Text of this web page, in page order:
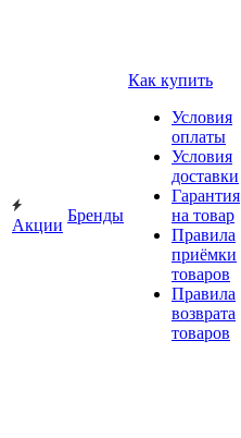
Акции
Бренды
Как купить
Условия
оплаты
Условия
доставки
Гарантия
на товар
Правила
приёмки
товаров
Правила
возврата
товаров